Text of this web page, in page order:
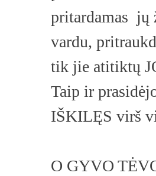
pritardamas jų
vardu,
tik jie atitiktų
Taip ir
IŠKILĘS virš
O GYVO